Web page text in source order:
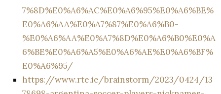
7%8D%E0%A6%AC%E0%A6%95%E0%A6%BE%
E0%A6%AA%E0%A7%87%E0%A6%B0-
%E0%A6%AA%E0%A7%8D%E0%A6%B0%E0%A
6%BE%E0%A6%A5%E0%A6%AE%E0%A6%BF%
E0%A6%95/
https://www.rte.ie/brainstorm/2023/0424/13